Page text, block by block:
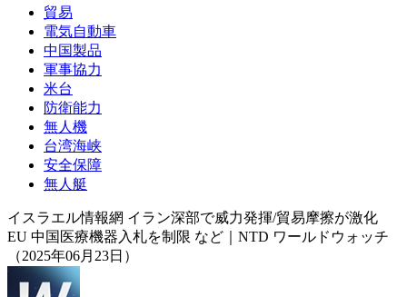
貿易
電気自動車
中国製品
軍事協力
米台
防衛能力
無人機
台湾海峡
安全保障
無人艇
イスラエル情報網 イラン深部で威力発揮/貿易摩擦が激化
EU 中国医療機器入札を制限 など｜NTD ワールドウォッチ
（2025年06月23日）